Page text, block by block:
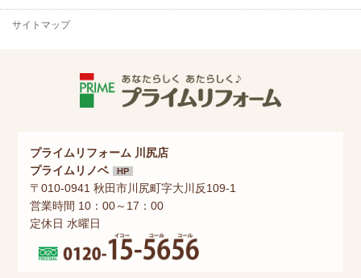
サイトマップ
プライムリフォーム 川尻店
プライムリノベ
HP
〒010-0941 秋田市川尻町字大川反109-1
営業時間 10：00～17：00
定休日 水曜日